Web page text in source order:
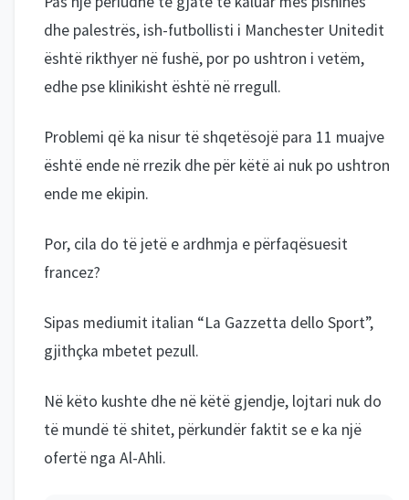
dhe palestrës, ish-futbollisti i Manchester Unitedit
është rikthyer në fushë, por po ushtron i vetëm,
edhe pse klinikisht është në rregull.
Problemi që ka nisur të shqetësojë para 11 muajve
është ende në rrezik dhe për këtë ai nuk po ushtron
ende me ekipin.
Por, cila do të jetë e ardhmja e përfaqësuesit
francez?
Sipas mediumit italian “La Gazzetta dello Sport”,
gjithçka mbetet pezull.
Në këto kushte dhe në këtë gjendje, lojtari nuk do
të mundë të shitet, përkundër faktit se e ka një
ofertë nga Al-Ahli.